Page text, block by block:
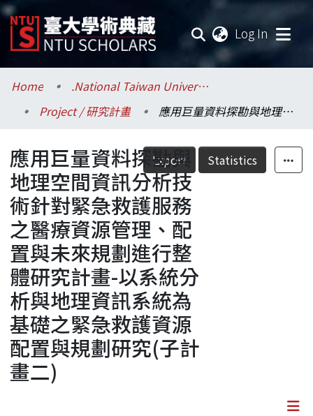
Log In
Communities & Collections
Research Outputs
Fundings & Projects
Researchers
Organizations
Statistics
Home
.National Taiwan University / 國立臺灣大學
Project / 研究計畫
應用巨量資料探勘與地理空間資訊分析技術針對緊急救護服務之醫療資源管理、配置與未來規劃進行整體研究計畫-以系統分析與地理資訊系統為基礎之緊急救護資源配置與規劃研究(子計畫二)
Export Statistics
應用巨量資料探勘與
地理空間資訊分析技
術針對緊急救護服務
之醫療資源管理、配
置與未來規劃進行整
體研究計畫-以系統分
析與地理資訊系統為
基礎之緊急救護資源
配置與規劃研究(子計
畫二)